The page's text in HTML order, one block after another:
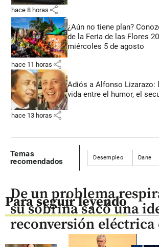
hace 8 horas share
¿Aún no tiene plan?
de la Feria de las Flores
miércoles 5 de agosto
hace 11 horas share
Adiós a Alfonso Lizarazo:
vida entre el humor, el
hace 13 horas share
Temas
recomendados
Desempleo Dane
Para seguir leyendo
De un problema
su sobrina sacó una
reconversión eléctrica